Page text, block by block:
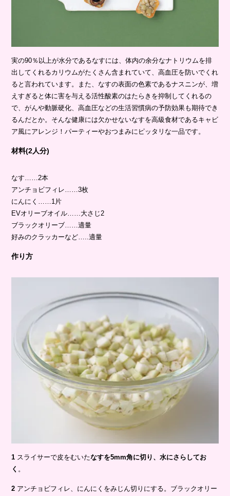
実の90％以上が水分であるなすには、体内の余分なナトリウムを排
出してくれるカリウムがたくさん含まれていて、高血圧を防いでくれ
ると言われています。また、なすの表面の色素であるナスニンが、増
えすぎると体に害を与える活性酸素のはたらきを抑制してくれるの
で、がんや動脈硬化、高血圧などの生活習慣病の予防効果も期待でき
るんだとか。そんな健康には欠かせないなすを高級食材であるキャビ
ア風にアレンジ！パーティーやおつまみにピッタリな一品です。
材料(2人分)
なす……2本
アンチョビフィレ……3枚
にんにく……1片
EVオリーブオイル……大さじ2
ブラックオリーブ……適量
好みのクラッカーなど…..適量
作り方
1 スライサーで皮をむいたなすを5mm角に切り、水にさらしてお
く 。
2 アンチョビフィレ、にんにくをみじん切りにする。ブラックオリー